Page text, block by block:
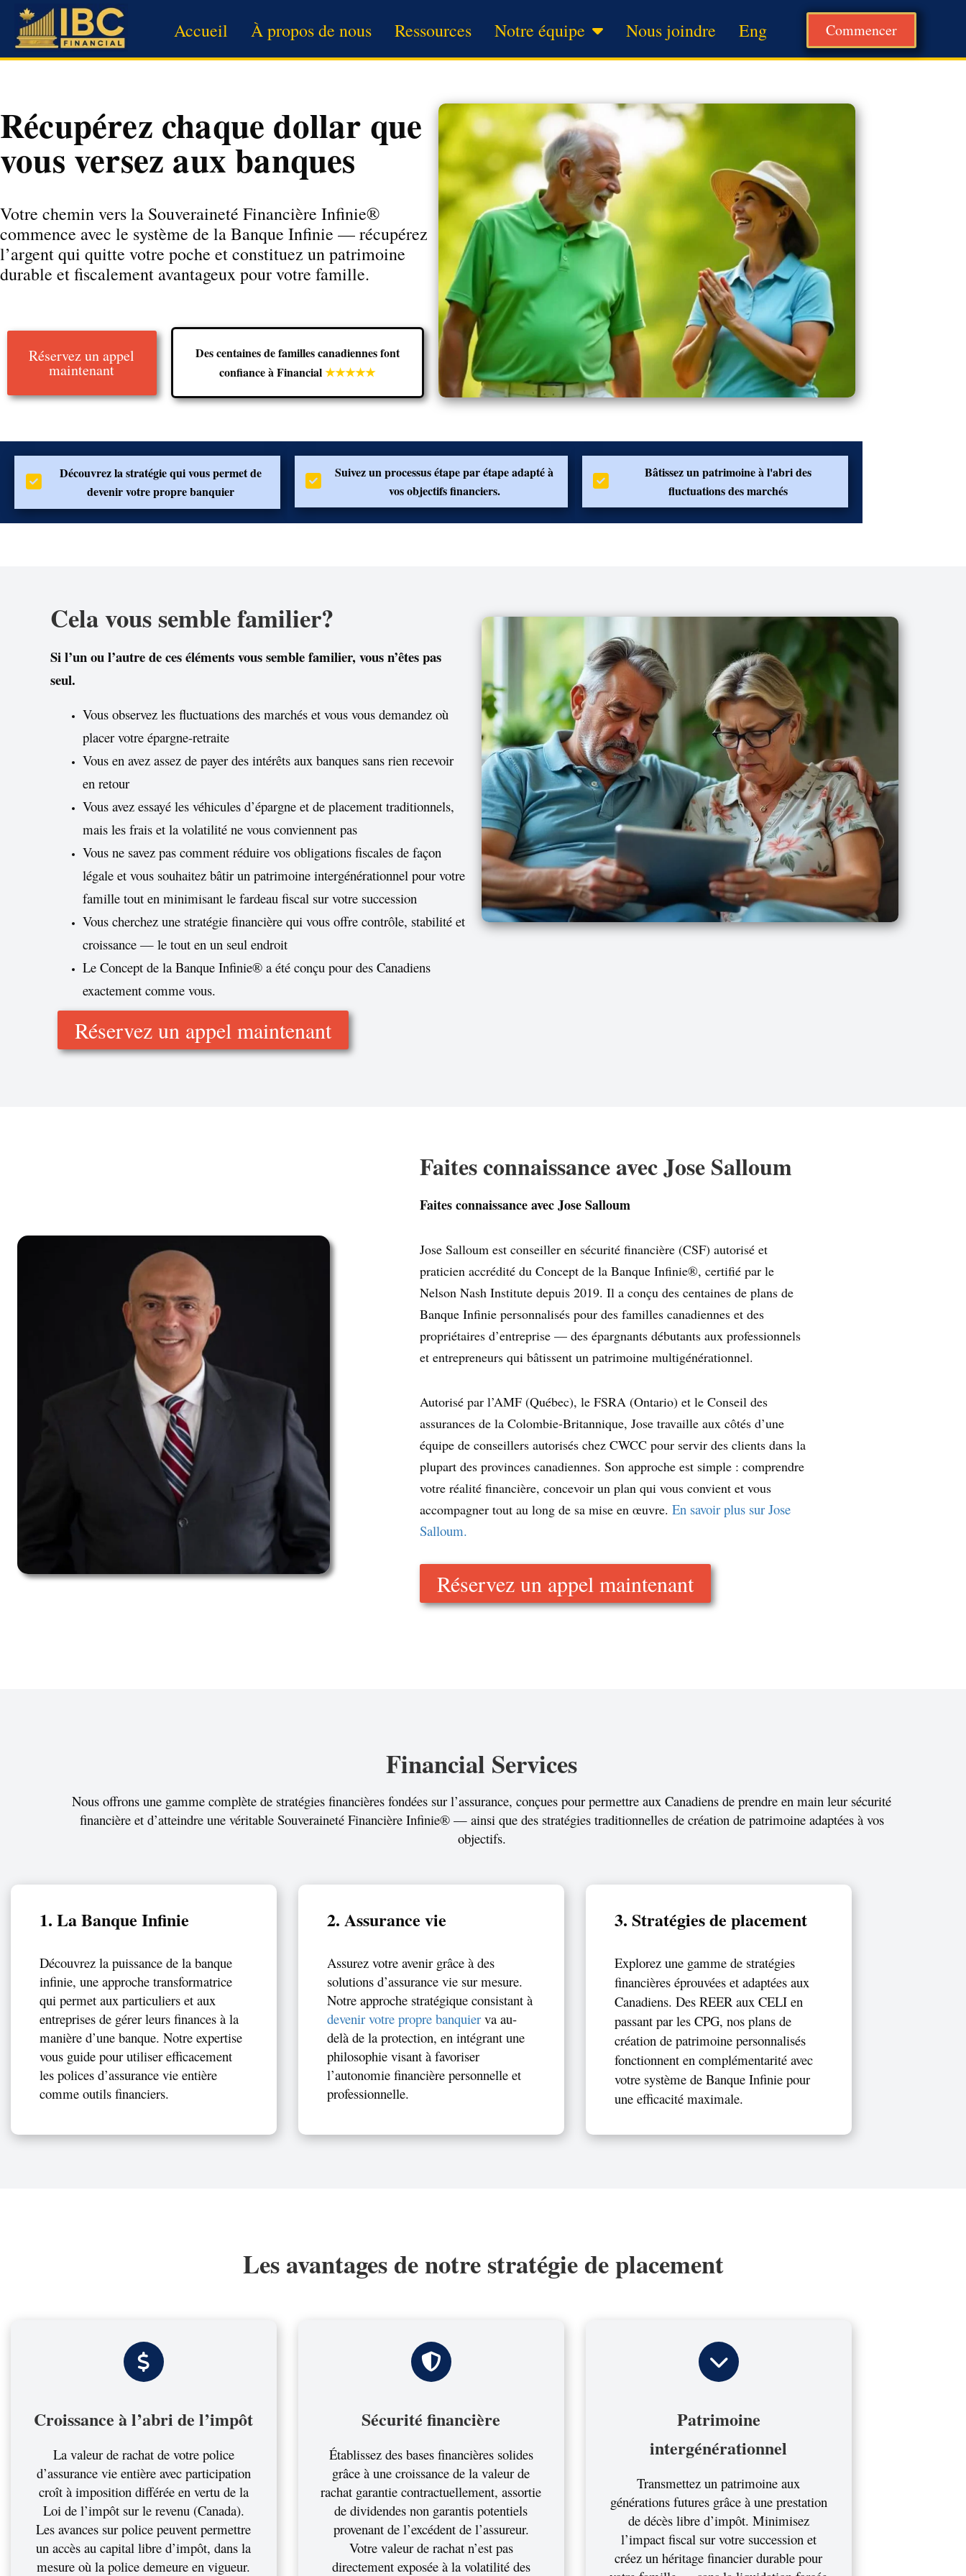
Accueil À propos de nous Ressources Notre équipe Nous joindre Eng Commencer
Récupérez chaque dollar que
vous versez aux banques
Votre chemin vers la Souveraineté Financière Infinie®
commence avec le système de la Banque Infinie — récupérez
l’argent qui quitte votre poche et constituez un patrimoine
durable et fiscalement avantageux pour votre famille.
Réservez un appel
maintenant
Des centaines de familles canadiennes font
confiance à Financial★★★★★
Découvrez la stratégie qui vous permet de
devenir votre propre banquier
Suivez un processus étape par étape adapté à
vos objectifs financiers.
Bâtissez un patrimoine à l'abri des
fluctuations des marchés
Cela vous semble familier?
Si l’un ou l’autre de ces éléments vous semble familier, vous n’êtes pas
seul.
Vous observez les fluctuations des marchés et vous vous demandez où
placer votre épargne-retraite
Vous en avez assez de payer des intérêts aux banques sans rien recevoir
en retour
Vous avez essayé les véhicules d’épargne et de placement traditionnels,
mais les frais et la volatilité ne vous conviennent pas
Vous ne savez pas comment réduire vos obligations fiscales de façon
légale et vous souhaitez bâtir un patrimoine intergénérationnel pour votre
famille tout en minimisant le fardeau fiscal sur votre succession
Vous cherchez une stratégie financière qui vous offre contrôle, stabilité et
croissance — le tout en un seul endroit
Le Concept de la Banque Infinie® a été conçu pour des Canadiens
exactement comme vous.
Réservez un appel maintenant
Faites connaissance avec Jose Salloum
Faites connaissance avec Jose Salloum
Jose Salloum est conseiller en sécurité financière (CSF) autorisé et
praticien accrédité du Concept de la Banque Infinie®, certifié par le
Nelson Nash Institute depuis 2019. Il a conçu des centaines de plans de
Banque Infinie personnalisés pour des familles canadiennes et des
propriétaires d’entreprise — des épargnants débutants aux professionnels
et entrepreneurs qui bâtissent un patrimoine multigénérationnel.
Autorisé par l’AMF (Québec), le FSRA (Ontario) et le Conseil des
assurances de la Colombie-Britannique, Jose travaille aux côtés d’une
équipe de conseillers autorisés chez CWCC pour servir des clients dans la
plupart des provinces canadiennes. Son approche est simple : comprendre
votre réalité financière, concevoir un plan qui vous convient et vous
accompagner tout au long de sa mise en œuvre. En savoir plus sur Jose
Salloum.
Réservez un appel maintenant
Financial Services
Nous offrons une gamme complète de stratégies financières fondées sur l’assurance, conçues pour permettre aux Canadiens de prendre en main leur sécurité
financière et d’atteindre une véritable Souveraineté Financière Infinie® — ainsi que des stratégies traditionnelles de création de patrimoine adaptées à vos
objectifs.
1. La Banque Infinie
Découvrez la puissance de la banque
infinie, une approche transformatrice
qui permet aux particuliers et aux
entreprises de gérer leurs finances à la
manière d’une banque. Notre expertise
vous guide pour utiliser efficacement
les polices d’assurance vie entière
comme outils financiers.
2. Assurance vie
Assurez votre avenir grâce à des
solutions d’assurance vie sur mesure.
Notre approche stratégique consistant à
devenir votre propre banquierva au-
delà de la protection, en intégrant une
philosophie visant à favoriser
l’autonomie financière personnelle et
professionnelle.
3. Stratégies de placement
Explorez une gamme de stratégies
financières éprouvées et adaptées aux
Canadiens. Des REER aux CELI en
passant par les CPG, nos plans de
création de patrimoine personnalisés
fonctionnent en complémentarité avec
votre système de Banque Infinie pour
une efficacité maximale.
Les avantages de notre stratégie de placement
Croissance à l’abri de l’impôt
La valeur de rachat de votre police
d’assurance vie entière avec participation
croît à imposition différée en vertu de la
Loi de l’impôt sur le revenu (Canada).
Les avances sur police peuvent permettre
un accès au capital libre d’impôt, dans la
mesure où la police demeure en vigueur.
Sécurité financière
Établissez des bases financières solides
grâce à une croissance de la valeur de
rachat garantie contractuellement, assortie
de dividendes non garantis potentiels
provenant de l’excédent de l’assureur.
Votre valeur de rachat n’est pas
directement exposée à la volatilité des
Patrimoine
intergénérationnel
Transmettez un patrimoine aux
générations futures grâce à une prestation
de décès libre d’impôt. Minimisez
l’impact fiscal sur votre succession et
créez un héritage financier durable pour